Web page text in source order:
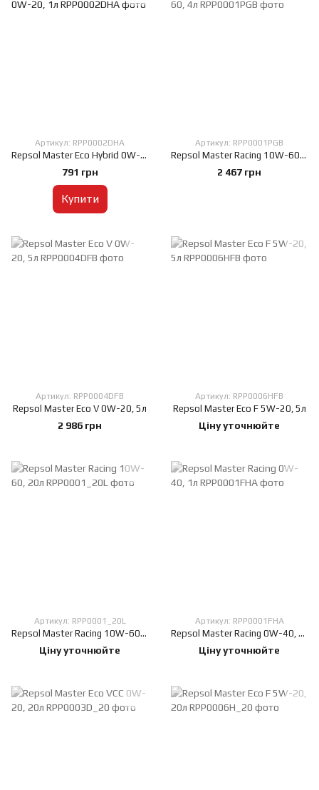
Артикул: RPP0002DHA
Repsol Master Eco Hybrid 0W-20, 1л
791 грн
Купити
Артикул: RPP0001PGB
Repsol Master Racing 10W-60, 4л
2 467 грн
Артикул: RPP0004DFB
Repsol Master Eco V 0W-20, 5л
2 986 грн
Артикул: RPP0006HFB
Repsol Master Eco F 5W-20, 5л
Ціну уточнюйте
Артикул: RPP0001_20L
Repsol Master Racing 10W-60, 20л
Ціну уточнюйте
Артикул: RPP0001FHA
Repsol Master Racing 0W-40, 1л
Ціну уточнюйте